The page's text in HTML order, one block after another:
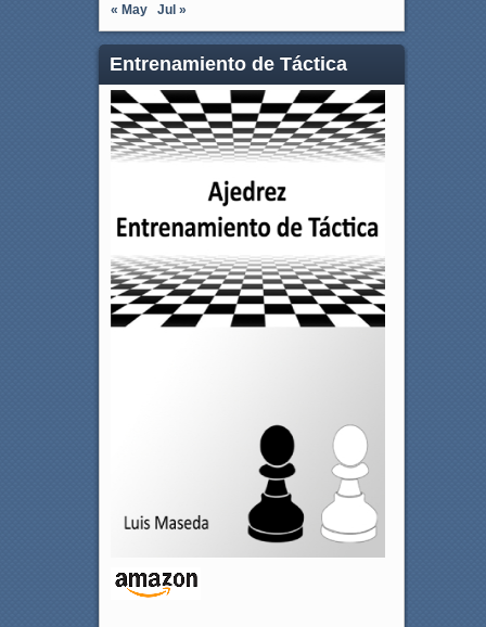
« May
Jul »
Entrenamiento de Táctica